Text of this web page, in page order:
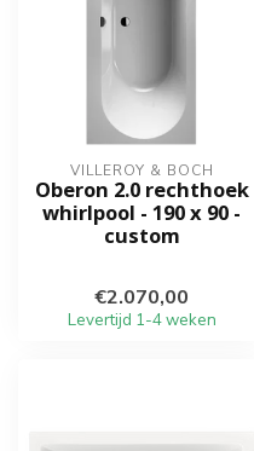
VILLEROY & BOCH
Oberon 2.0 rechthoek
whirlpool - 190 x 90 -
custom
€2.070,00
Levertijd 1-4 weken